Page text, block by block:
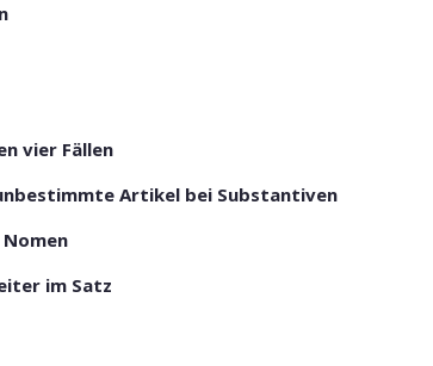
vier Fällen
Artikel bei Substantiven
im Satz